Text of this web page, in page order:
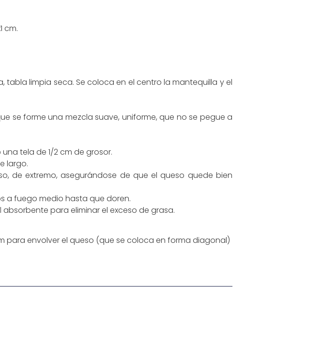
cm.
limpia seca. Se coloca en el centro la mantequilla y el
se forme una mezcla suave, uniforme, que no se pegue a
tela de 1/2 cm de grosor.
largo.
de extremo, asegurándose de que el queso quede bien
a fuego medio hasta que doren.
para eliminar el exceso de grasa.
para envolver el queso (que se coloca en forma diagonal)